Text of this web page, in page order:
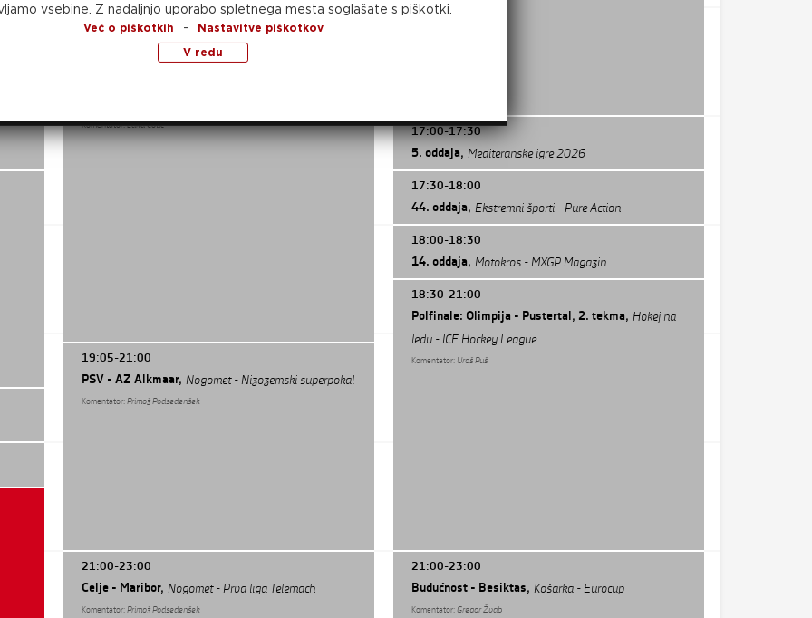
17:00-17:30
5. oddaja, Mediteranske igre 2026
17:30-18:00
44. oddaja, Ekstremni športi - Pure Action
18:00-18:30
14. oddaja, Motokros - MXGP Magazin
18:30-21:00
Polfinale: Olimpija - Pustertal, 2. tekma, Hokej na
ledu - ICE Hockey League
Komentator: Uroš Puš
21:00-23:00
Budućnost - Besiktas, Košarka - Eurocup
Komentator:Gregor Žvab
Komentator:Luka Cotič
19:05-21:00
PSV - AZ Alkmaar, Nogomet - Nizozemski superpokal
Komentator:Primož Podsedenšek
21:00-23:00
Celje - Maribor, Nogomet - Prva liga Telemach
Komentator:Primož Podsedenšek
vsebine. Z nadaljnjo uporabo spletnega mesta soglašate s piškotki.
Več o piškotkih -
Nastavitve piškotkov
V redu